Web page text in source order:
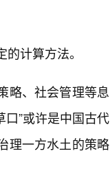
计算方法。
略、社会管理等息
口”或许是中国古代
理一方水土的策略